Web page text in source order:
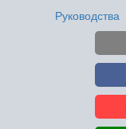
Руководства